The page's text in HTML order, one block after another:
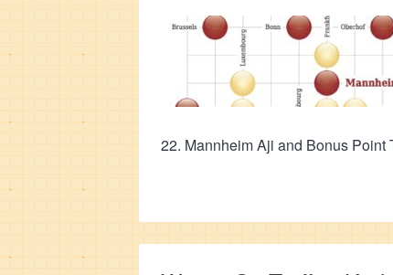
22. Mannheim Aji and Bonus Point